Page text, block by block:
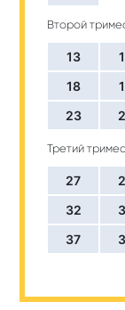
Второй
13
18
23
Третий
27
32
37